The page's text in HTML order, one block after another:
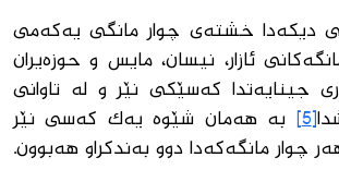
دیكەدا خشتەی چوار مانگی یەكەمی
واتە مانگەكانی ئازار، نیسان، مایس و حوزەیران
جینایەتدا كەسێكی نێر و لە تاوانی
[5]
بە هەمان شێوە یەك كەسی نێر
چوار مانگەكەدا دوو بەندكراو هەبوون.